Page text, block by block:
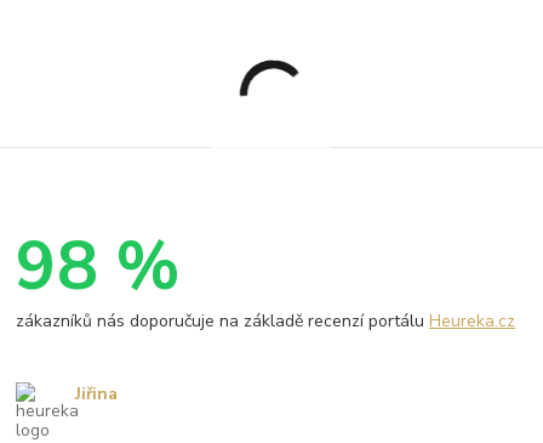
98 %
zákazníků nás doporučuje na základě recenzí portáluHeureka.cz
Jiřina